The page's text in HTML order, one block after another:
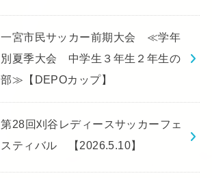
一宮市民サッカー前期大会 ≪学年
別夏季大会 中学生３年生２年生の
部≫【DEPOカップ】
第28回刈谷レディースサッカーフェ
スティバル 【2026.5.10】